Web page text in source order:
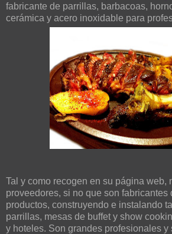
fabricante de parrillas, barbacoas,
cerámica y acero inoxidable para
Tal y como recogen en su página web,
proveedores, si no que son fabricantes
productos, construyendo e instalando
parrillas, mesas de buffet y show
y hoteles. Son grandes profesionales y